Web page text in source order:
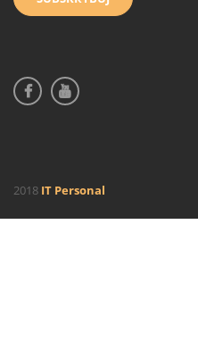
2018 IT Personal